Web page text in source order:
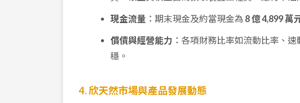
現金流量 ：期末現金及約當現金為 8 億 4,899 萬
償債與經營能力 ：各項財務比率如流動比率、
穩。
4. 欣天然市場與產品發展動態